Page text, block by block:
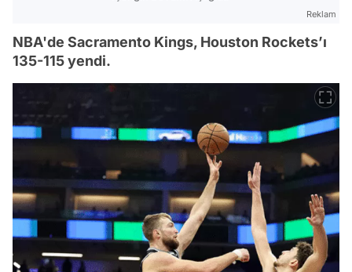
Reklam
NBA'de Sacramento Kings, Houston Rockets’ı
135-115 yendi.